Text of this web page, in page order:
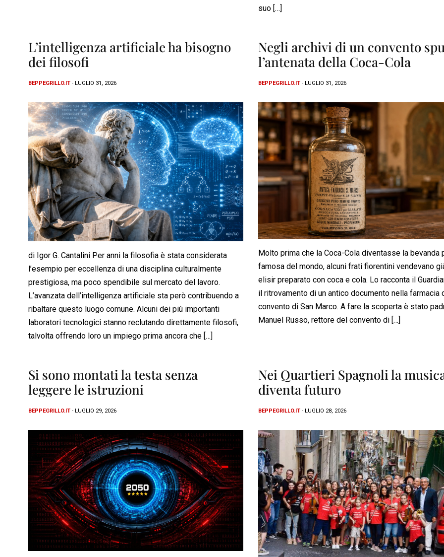
suo […]
L’intelligenza artificiale ha bisogno
dei filosofi
BEPPEGRILLO.IT - LUGLIO 31, 2026
di Igor G. Cantalini Per anni la filosofia è stata considerata
l’esempio per eccellenza di una disciplina culturalmente
prestigiosa, ma poco spendibile sul mercato del lavoro.
L’avanzata dell’intelligenza artificiale sta però contribuendo a
ribaltare questo luogo comune. Alcuni dei più importanti
laboratori tecnologici stanno reclutando direttamente filosofi,
talvolta offrendo loro un impiego prima ancora che […]
Negli archivi di un convento
l’antenata della Coca-Cola
BEPPEGRILLO.IT- LUGLIO 31, 2026
Molto prima che la Coca-Cola diventasse la bevanda
famosa del mondo, alcuni frati fiorentini vendevano
elisir preparato con coca e cola. Lo racconta il
il ritrovamento di un antico documento nella farmacia
convento di San Marco. A fare la scoperta è stato
Manuel Russo, rettore del convento di […]
Si sono montati la testa senza
leggere le istruzioni
BEPPEGRILLO.IT - LUGLIO 29, 2026
Nei Quartieri Spagnoli la
diventa futuro
BEPPEGRILLO.IT- LUGLIO 28, 2026